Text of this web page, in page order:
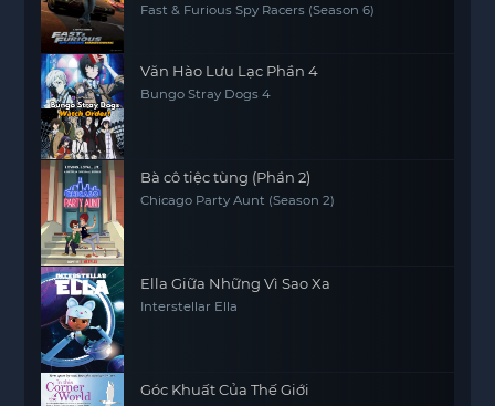
Fast & Furious Spy Racers (Season 6)
Văn Hào Lưu Lạc Phần 4
Bungo Stray Dogs 4
Bà cô tiệc tùng (Phần 2)
Chicago Party Aunt (Season 2)
Ella Giữa Những Vì Sao Xa
Interstellar Ella
Góc Khuất Của Thế Giới